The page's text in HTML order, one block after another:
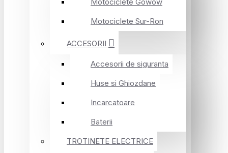
Motociclete Sur-Ron
ACCESORII
Accesorii de siguranta
Huse si Ghiozdane
Incarcatoare
Baterii
TROTINETE ELECTRICE